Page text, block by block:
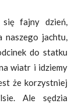
się fajny dzień,
jachtu,
do statku
wiatr i idziemy
że korzystniej
Ale sędzia